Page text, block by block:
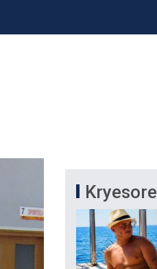
Kryesore